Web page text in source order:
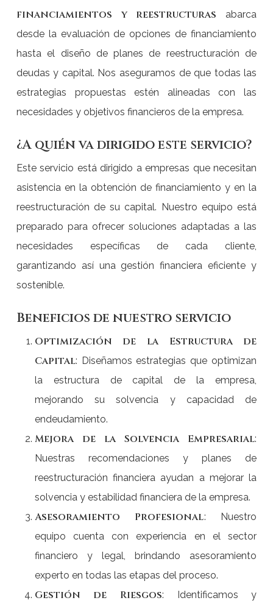
financiamientos y reestructuras abarca
desde la evaluación de opciones de financiamiento
hasta el diseño de planes de reestructuración de
deudas y capital. Nos aseguramos de que todas las
estrategias propuestas estén alineadas con las
necesidades y objetivos financieros de la empresa.
¿A quién va dirigido este servicio?
Este servicio está dirigido a empresas que necesitan
asistencia en la obtención de financiamiento y en la
reestructuración de su capital. Nuestro equipo está
preparado para ofrecer soluciones adaptadas a las
necesidades específicas de cada cliente,
garantizando así una gestión financiera eficiente y
sostenible.
Beneficios de nuestro servicio
Optimización de la Estructura de
Capital: Diseñamos estrategias que optimizan
la estructura de capital de la empresa,
mejorando su solvencia y capacidad de
endeudamiento.
Mejora de la Solvencia Empresarial:
Nuestras recomendaciones y planes de
reestructuración financiera ayudan a mejorar la
solvencia y estabilidad financiera de la empresa.
Asesoramiento Profesional: Nuestro
equipo cuenta con experiencia en el sector
financiero y legal, brindando asesoramiento
experto en todas las etapas del proceso.
Gestión de Riesgos: Identificamos y